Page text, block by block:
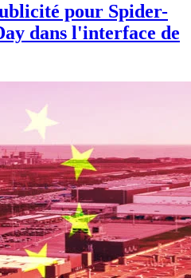
pour Spider-
dans l'interface de